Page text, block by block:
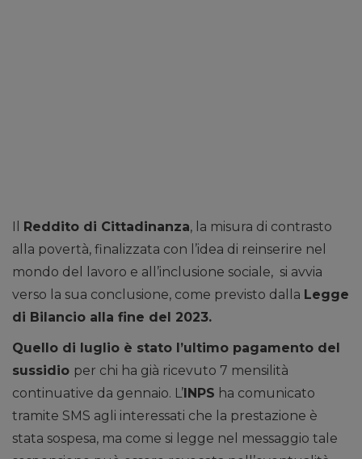
Il Reddito di Cittadinanza, la misura di contrasto
alla povertà, finalizzata con l’idea di reinserire nel
mondo del lavoro e all’inclusione sociale, si avvia
verso la sua conclusione, come previsto dalla Legge
di Bilancio alla fine del 2023.
Quello di luglio è stato l’ultimo pagamento del
sussidio per chi ha già ricevuto 7 mensilità
continuative da gennaio. L’INPS ha comunicato
tramite SMS agli interessati che la prestazione è
stata sospesa, ma come si legge nel messaggio tale